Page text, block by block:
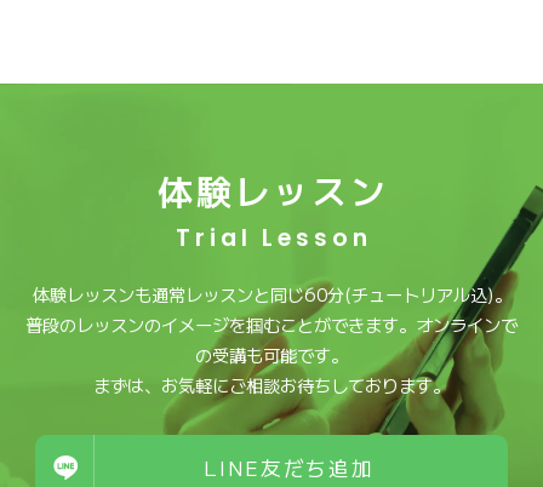
体験レッスン
Trial Lesson
体験レッスンも通常レッスンと同じ60分(チュートリアル込)。
普段のレッスンのイメージを掴むことができます。オンラインで
の受講も可能です。
まずは、お気軽にご相談お待ちしております。
LINE友だち追加